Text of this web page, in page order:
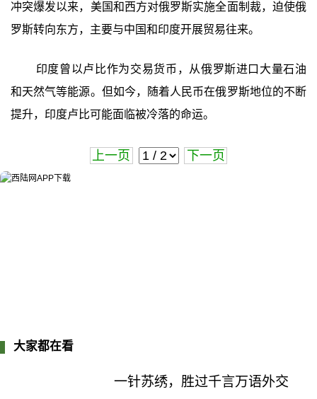
冲突爆发以来，美国和西方对俄罗斯实施全面制裁，迫使俄
罗斯转向东方，主要与中国和印度开展贸易往来。
印度曾以卢比作为交易货币，从俄罗斯进口大量石油
和天然气等能源。但如今，随着人民币在俄罗斯地位的不断
提升，印度卢比可能面临被冷落的命运。
上一页 下一页
大家都在看
一针苏绣，胜过千言万语外交